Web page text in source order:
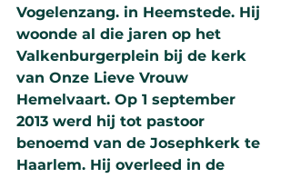
Vogelenzang. in Heemstede. Hij
woonde al die jaren op het
Valkenburgerplein bij de kerk
van Onze Lieve Vrouw
Hemelvaart. Op 1 september
2013 werd hij tot pastoor
benoemd van de Josephkerk te
Haarlem. Hij overleed in de